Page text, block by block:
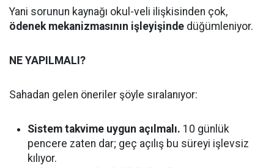
Yani sorunun kaynağı okul-veli ilişkisinden çok,
ödenek mekanizmasının işleyişinde düğümleniyor.
NE YAPILMALI?
Sahadan gelen öneriler şöyle sıralanıyor:
Sistem takvime uygun açılmalı. 10 günlük
pencere zaten dar; geç açılış bu süreyi işlevsiz
kılıyor.